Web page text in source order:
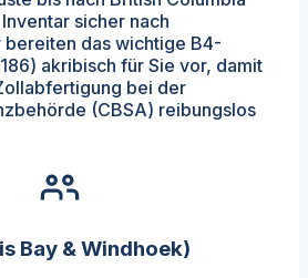
sicher nach
bereiten das wichtige B4-
akribisch für Sie vor, damit
bei der
(CBSA) reibungslos
Bay & Windhoek)